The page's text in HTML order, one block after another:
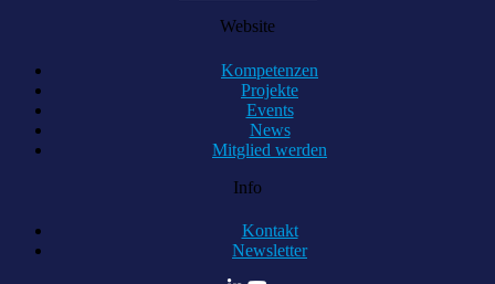
Website
Kompetenzen
Projekte
Events
News
Mitglied werden
Info
Kontakt
Newsletter